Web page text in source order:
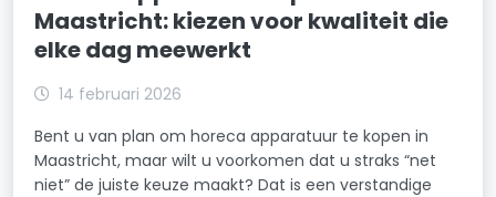
Maastricht: kiezen voor kwaliteit die
elke dag meewerkt
14 februari 2026
Bent u van plan om horeca apparatuur te kopen in
Maastricht, maar wilt u voorkomen dat u straks “net
niet” de juiste keuze maakt? Dat is een verstandige